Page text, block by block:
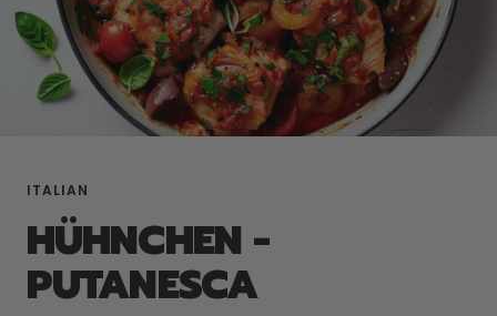
ITALIAN
HÜHNCHEN -
PUTANESCA